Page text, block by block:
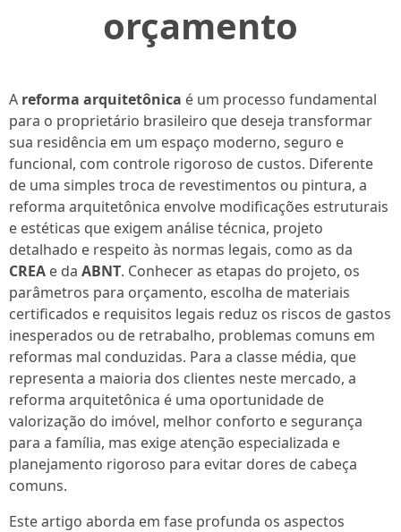
orçamento
A reforma arquitetônica é um processo fundamental
para o proprietário brasileiro que deseja transformar
sua residência em um espaço moderno, seguro e
funcional, com controle rigoroso de custos. Diferente
de uma simples troca de revestimentos ou pintura, a
reforma arquitetônica envolve modificações estruturais
e estéticas que exigem análise técnica, projeto
detalhado e respeito às normas legais, como as da
CREA e da ABNT. Conhecer as etapas do projeto, os
parâmetros para orçamento, escolha de materiais
certificados e requisitos legais reduz os riscos de gastos
inesperados ou de retrabalho, problemas comuns em
reformas mal conduzidas. Para a classe média, que
representa a maioria dos clientes neste mercado, a
reforma arquitetônica é uma oportunidade de
valorização do imóvel, melhor conforto e segurança
para a família, mas exige atenção especializada e
planejamento rigoroso para evitar dores de cabeça
comuns.
Este artigo aborda em fase profunda os aspectos